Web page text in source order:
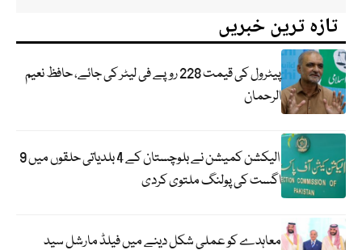
تازہ ترین خبریں
پیٹرول کی قیمت 228 روپے فی لیٹر کی جائے، حافظ نعیم
الرحمان
الیکشن کمیشن نے بلوچستان کے 4 بلدیاتی حلقوں میں 9
اگست کی پولنگ ملتوی کردی
معاہدے کو عملی شکل دینے میں فیلڈ مارشل سید